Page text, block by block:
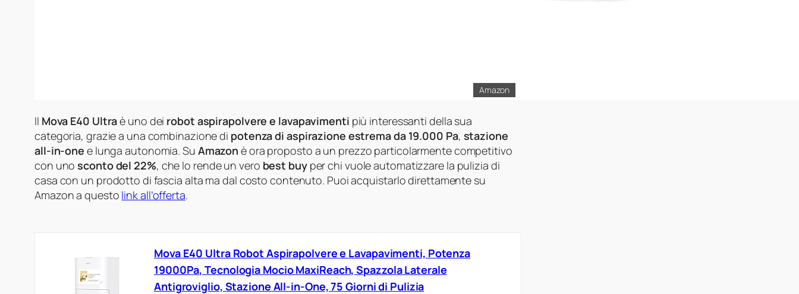
Amazon
Il Mova E40 Ultraè uno dei robot aspirapolvere e lavapavimenti più interessanti della sua
categoria, grazie a una combinazione di potenza di aspirazione estrema da 19.000 Pa, stazione
all-in-one e lunga autonomia. Su Amazon è ora proposto a un prezzo particolarmente competitivo
con unosconto del 22%, che lo rende un vero best buyper chi vuole automatizzare la pulizia di
casa con un prodotto di fascia alta ma dal costo contenuto. Puoi acquistarlo direttamente su
Amazon a questo link all’offerta.
Mova E40 Ultra Robot Aspirapolvere e Lavapavimenti, Potenza
19000Pa, Tecnologia Mocio MaxiReach, Spazzola Laterale
Antigroviglio, Stazione All-in-One, 75 Giorni di Pulizia